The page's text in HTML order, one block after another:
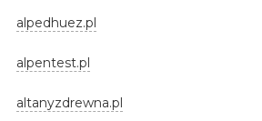
alpedhuez.pl
alpentest.pl
altanyzdrewna.pl